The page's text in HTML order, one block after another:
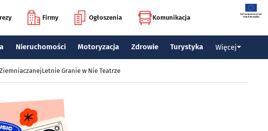
Firmy Ogłoszenia Komunikacja
Nieruchomości Motoryzacja Zdrowie Turystyka Więcej
Letnie Granie w Nie Teatrze